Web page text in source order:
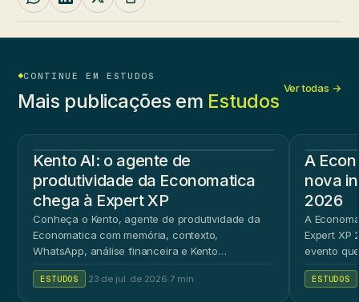
CONTINUE EM ESTUDOS
Mais publicações em Estudos
Ver todas →
Kento AI: o agente de
produtividade da Economatica
chega à Expert XP
Conheça o Kento, agente de produtividade da
Economatica com memória, contexto,
WhatsApp, análise financeira e Kento
ESTUDOS 23 de jul. de 2026 7 min
A
nova
2026
A
Expert XP
evento
ESTUDOS